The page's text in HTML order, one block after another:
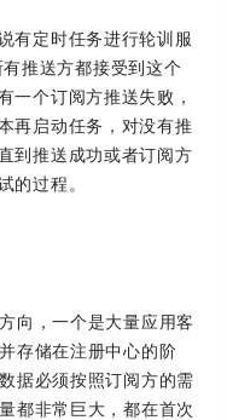
有定时任务进行轮训服
推送方都接受到这个
一个订阅方推送失败，
再启动任务，对没有推
到推送成功或者订阅方
的过程。
向，一个是大量应用客
存储在注册中心的阶
据必须按照订阅方的需
都非常巨大，都在首次